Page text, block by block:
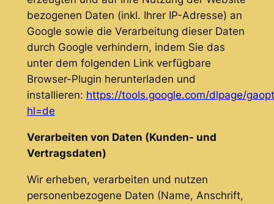
bezogenen Daten (inkl. Ihrer IP-Adresse) an
Google sowie die Verarbeitung dieser Daten
durch Google verhindern, indem Sie das
unter dem folgenden Link verfügbare
Browser-Plugin herunterladen und
installieren: https://tools.google.com/dlpage/
hl=de
Verarbeiten von Daten (Kunden- und
Vertragsdaten)
Wir erheben, verarbeiten und nutzen
personenbezogene Daten (Name, Anschrift,